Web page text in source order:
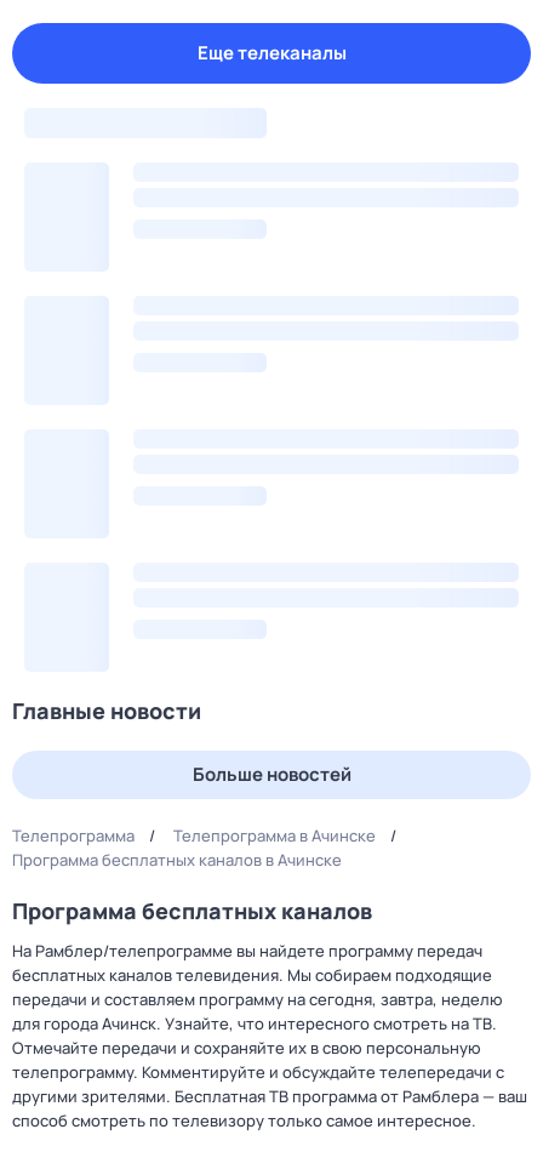
Еще телеканалы
Главные новости
Больше новостей
Телепрограмма
Телепрограмма в Ачинске
Программа бесплатных каналов в Ачинске
Программа бесплатных каналов
На Рамблер/телепрограмме вы найдете программу передач
бесплатных каналов телевидения. Мы собираем подходящие
передачи и составляем программу на сегодня, завтра, неделю
для города Ачинск. Узнайте, что интересного смотреть на ТВ.
Отмечайте передачи и сохраняйте их в свою персональную
телепрограмму. Комментируйте и обсуждайте телепередачи с
другими зрителями. Бесплатная ТВ программа от Рамблера — ваш
способ смотреть по телевизору только самое интересное.